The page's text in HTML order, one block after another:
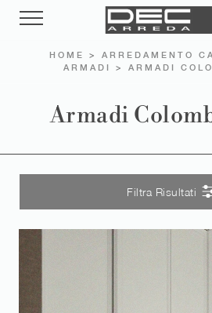
HOME > ARREDAMENTO
ARMADI
> ARMADI
Armadi
Filtra Risultati